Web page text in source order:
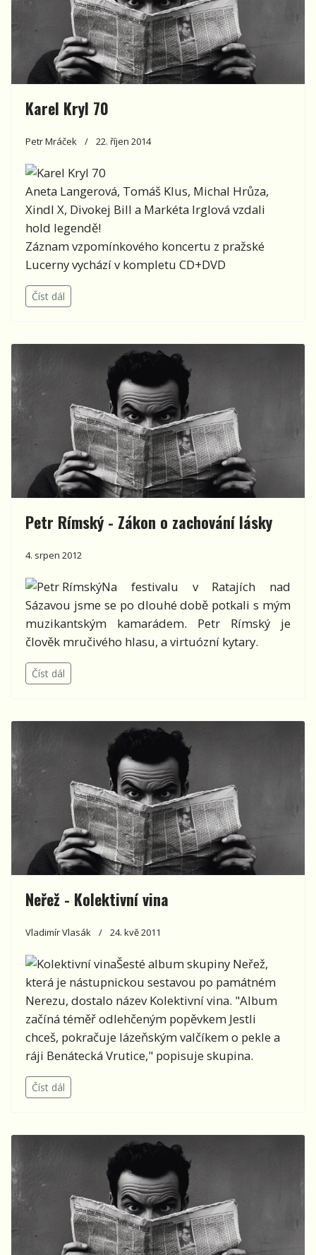
Karel Kryl 70
Petr Mráček 22. říjen 2014
Aneta Langerová, Tomáš Klus, Michal Hrůza,
Xindl X, Divokej Bill a Markéta Irglová vzdali
hold legendě!
Záznam vzpomínkového koncertu z pražské
Lucerny vychází v kompletu CD+DVD
Číst dál
Petr Rímský - Zákon o zachování lásky
4. srpen 2012
Na festivalu v Ratajích nad
Sázavou jsme se po dlouhé době potkali s mým
muzikantským kamarádem. Petr Rímský je
člověk mručivého hlasu, a virtuózní kytary.
Číst dál
Neřež - Kolektivní vina
Vladimír Vlasák 24. kvě 2011
Šesté album skupiny Neřež,
která je nástupnickou sestavou po památném
Nerezu, dostalo název Kolektivní vina. "Album
začíná téměř odlehčeným popěvkem Jestli
chceš, pokračuje lázeňským valčíkem o pekle a
ráji Benátecká Vrutice," popisuje skupina.
Číst dál